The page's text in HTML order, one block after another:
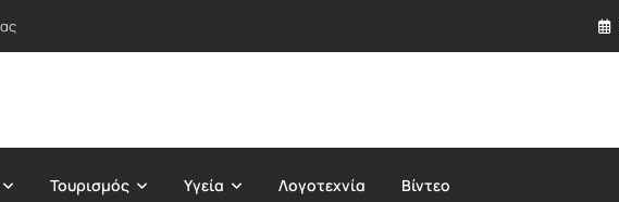
Τουρισμός Υγεία Λογοτεχνία Βίντεο